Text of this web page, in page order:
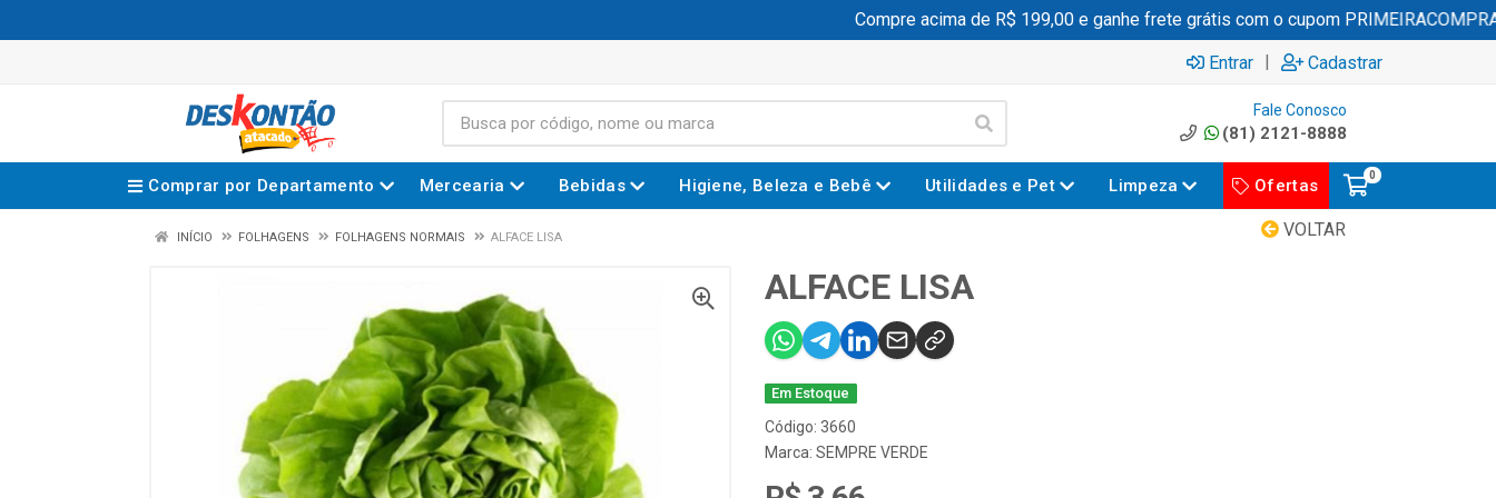
Compre acima de R$ 199,00 e ganhe frete grátis com o cupom PRIMEIRACOMPRA
Entrar | Cadastrar
Fale Conosco
(81) 2121-8888
Comprar por Departamento Mercearia Bebidas Higiene, Beleza e Bebê Utilidades e Pet Limpeza Ofertas
0
VOLTAR
INÍCIO FOLHAGENS FOLHAGENS NORMAIS ALFACE LISA
ALFACE LISA
Em Estoque
Código: 3660
Marca: SEMPRE VERDE